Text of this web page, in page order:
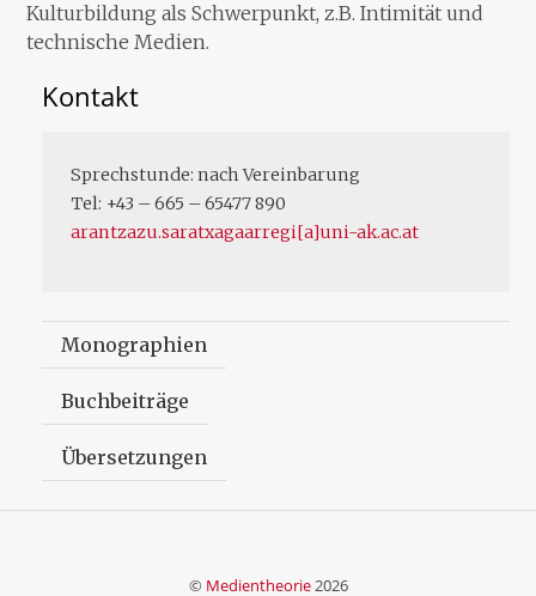
Kulturbildung als Schwerpunkt, z.B. Intimität und
technische Medien.
Kontakt
Sprechstunde: nach Vereinbarung
Tel: +43 – 665 – 65477 890
arantzazu.saratxagaarregi[a]uni-ak.ac.at
Monographien
Buchbeiträge
Übersetzungen
© Medientheorie2026